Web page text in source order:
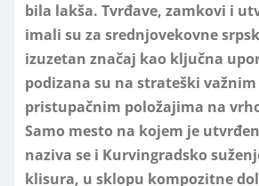
bila lakša. Tvrđave, zamkovi i
imali su za srednjovekovne
izuzetan značaj kao ključna
podizana su na strateški
pristupačnim položajima na
Samo mesto na kojem je
naziva se i Kurvingradsko
klisura, u sklopu kompozitne